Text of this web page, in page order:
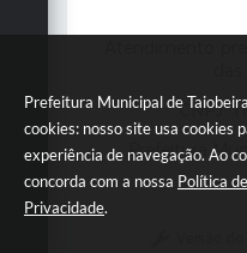
Prefeitura Municipal de
cookies: nosso site usa cookies
experiência de navegação. Ao
concorda com a nossa Política
Privacidade.
CNPJ:
Prefeitura